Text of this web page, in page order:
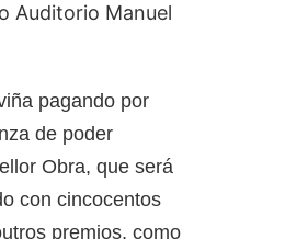
Auditorio Manuel
pagando por
de poder
Obra, que será
con cincocentos
premios, como